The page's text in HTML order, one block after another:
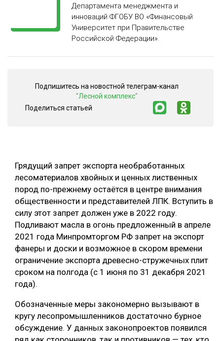
СУШКА ДРЕВЕСИНЫ
МЕБЕЛЬНОЕ ПРОИЗВОДСТВО
Департамента менеджмента и
инноваций ФГОБУ ВО «Финансовый
Университет при Правительстве
Российской Федерации».
Грядущий запрет экспорта необработанных
лесоматериалов хвойных и ценных лиственных
пород по-прежнему остаётся в центре внимания
общественности и представителей ЛПК. Вступить в
силу этот запрет должен уже в 2022 году.
Подливают масла в огонь предложенный в апреле
2021 года Минпромторгом РФ запрет на экспорт
фанеры и доски и возможное в скором времени
ограничение экспорта древесно-стружечных плит
сроком на полгода (с 1 июня по 31 декабря 2021
года).
Обозначенные меры закономерно вызывают в
кругу лесопромышленников достаточно бурное
обсуждение. У данных законопроектов появился
Подпишитесь на новостной телеграм-канал
"Лесной комплекс"
Поделиться статьей